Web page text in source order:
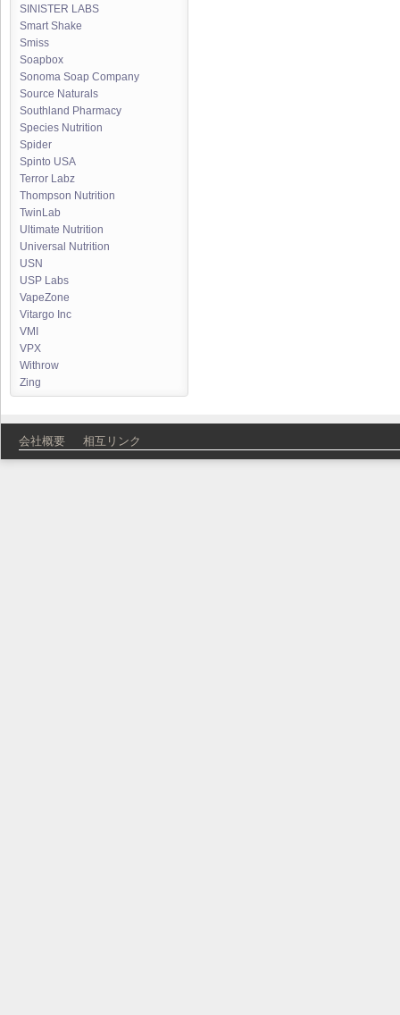
SINISTER LABS
Smart Shake
Smiss
Soapbox
Sonoma Soap Company
Source Naturals
Southland Pharmacy
Species Nutrition
Spider
Spinto USA
Terror Labz
Thompson Nutrition
TwinLab
Ultimate Nutrition
Universal Nutrition
USN
USP Labs
VapeZone
Vitargo Inc
VMI
VPX
Withrow
Zing
会社概要 相互リンク